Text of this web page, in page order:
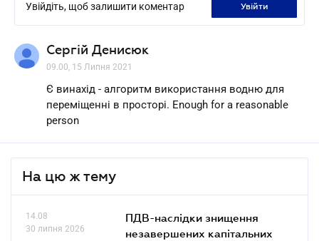
Увійдіть, щоб залишити коментар увійти
Сергій Денисюк
09.00, 15 Липня 2021
Є винахід - алгоритм використання водню для
переміщенні в просторі. Enough for a reasonable
person
На цю ж тему
14.08
30 липня 2026
ПДВ-наслідки знищення
незавершених капітальних